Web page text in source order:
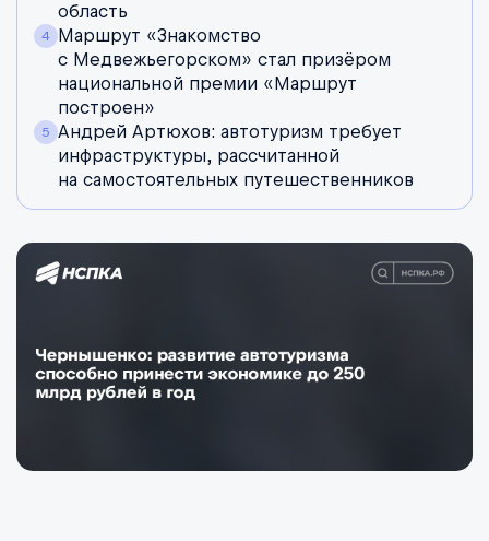
область
Маршрут «Знакомство
с Медвежьегорском» стал призёром
национальной премии «Маршрут
построен»
Андрей Артюхов: автотуризм требует
инфраструктуры, рассчитанной
на самостоятельных путешественников